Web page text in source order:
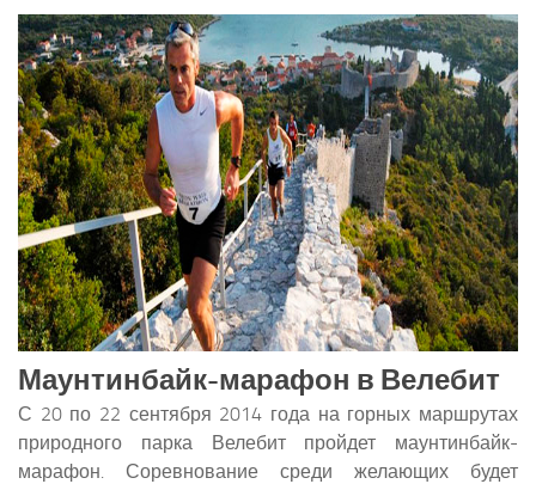
Маунтинбайк-марафон в Велебит
С 20 по 22 сентября 2014 года на горных маршрутах
природного парка Велебит пройдет маунтинбайк-
марафон. Соревнование среди желающих будет